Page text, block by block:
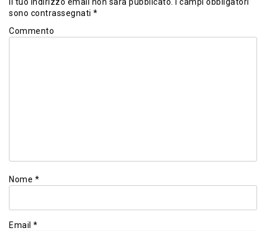
sono contrassegnati *
Commento
Nome *
Email *